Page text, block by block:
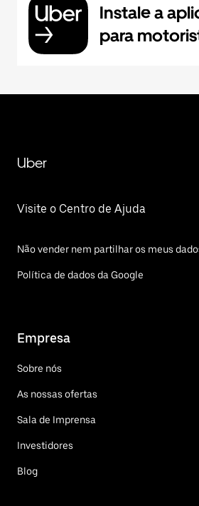
Instale a
para
Uber
Visite o Centro de Ajuda
Não vender nem partilhar os meus
Política de dados da Google
Empresa
Sobre nós
As nossas ofertas
Sala de Imprensa
Investidores
Blog